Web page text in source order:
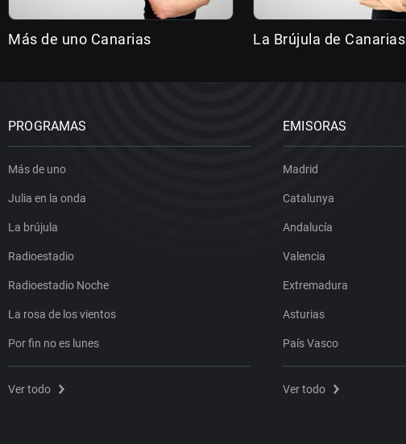
Más de uno Canarias La Brújula de Canarias
PROGRAMAS
Más de uno
Julia en la onda
La brújula
Radioestadio
Radioestadio Noche
La rosa de los vientos
Por fin no es lunes
Ver todo
EMISORAS
Madrid
Catalunya
Andalucía
Valencia
Extremadura
Asturias
País Vasco
Ver todo